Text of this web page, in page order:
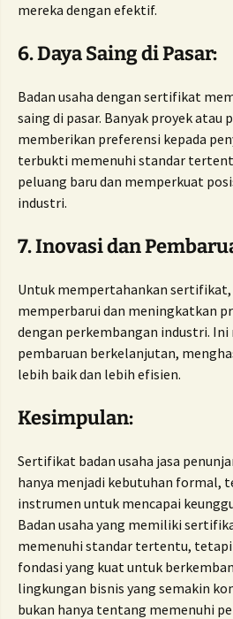
mereka dengan efektif.
6. Daya Saing di Pasar:
Badan usaha dengan sertifikat
saing di pasar. Banyak proyek atau
memberikan preferensi kepada
terbukti memenuhi standar
peluang baru dan memperkuat
industri.
7. Inovasi dan
Untuk mempertahankan sertifikat,
memperbarui dan meningkatkan
dengan perkembangan industri. Ini
pembaruan berkelanjutan,
lebih baik dan lebih efisien.
Kesimpulan:
Sertifikat badan usaha jasa
hanya menjadi kebutuhan formal,
instrumen untuk mencapai
Badan usaha yang memiliki
memenuhi standar tertentu,
fondasi yang kuat untuk
lingkungan bisnis yang semakin
bukan hanya tentang memenuhi